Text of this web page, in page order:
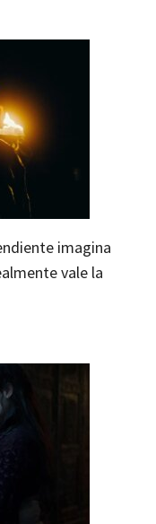
imagina
vale la